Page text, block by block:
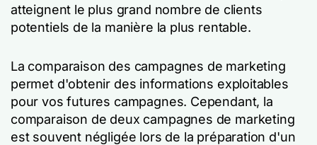
atteignent le plus grand nombre de clients
potentiels de la manière la plus rentable.
La comparaison des campagnes de marketing
permet d'obtenir des informations exploitables
pour vos futures campagnes. Cependant, la
comparaison de deux campagnes de marketing
est souvent négligée lors de la préparation d'un